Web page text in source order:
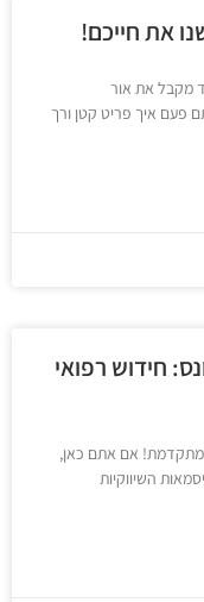
את חייכם!
את אור
איך פריט קטן ורך
חידוש רפואי
אם אתם כאן,
השיווקיות